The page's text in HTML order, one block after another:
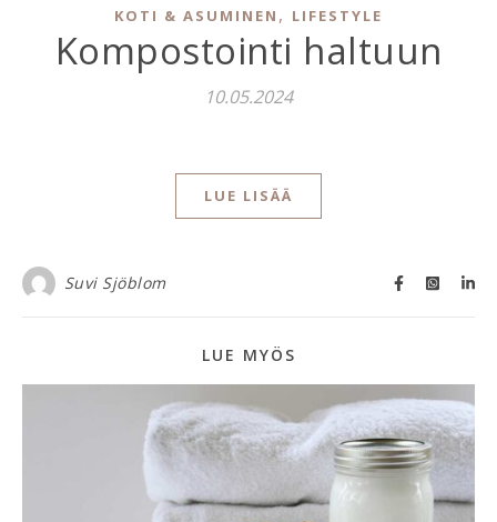
KOTI & ASUMINEN , LIFESTYLE
Kompostointi haltuun
10.05.2024
LUE LISÄÄ
Suvi Sjöblom
LUE MYÖS